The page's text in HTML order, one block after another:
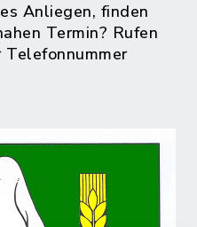
Anliegen, finden
Termin? Rufen